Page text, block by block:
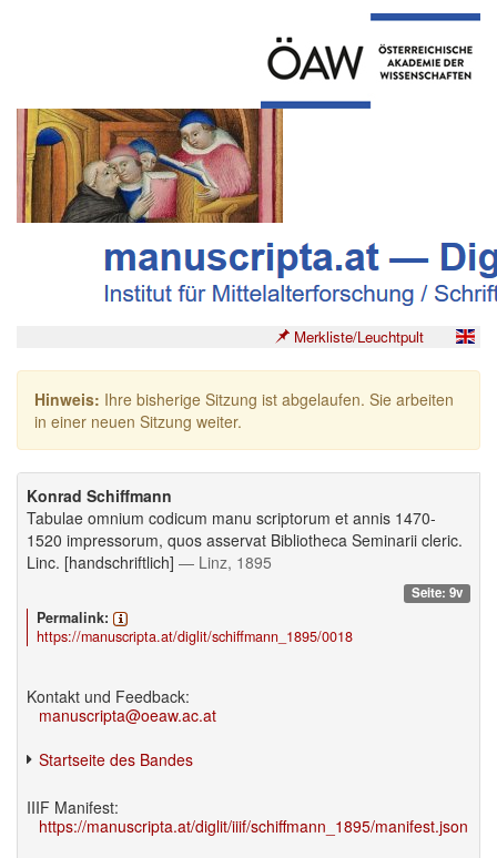
Merkliste/Leuchtpult
Hinweis: Ihre bisherige Sitzung ist abgelaufen. Sie arbeiten
in einer neuen Sitzung weiter.
Konrad Schiffmann
Tabulae omnium codicum manu scriptorum et annis 1470-
1520 impressorum, quos asservat Bibliotheca Seminarii cleric.
Linc. [handschriftlich] — Linz, 1895
Seite: 9v
Permalink:
https://manuscripta.at/diglit/schiffmann_1895/0018
Kontakt und Feedback:
manuscripta@oeaw.ac.at
Startseite des Bandes
IIIF Manifest:
https://manuscripta.at/diglit/iiif/schiffmann_1895/manifest.json